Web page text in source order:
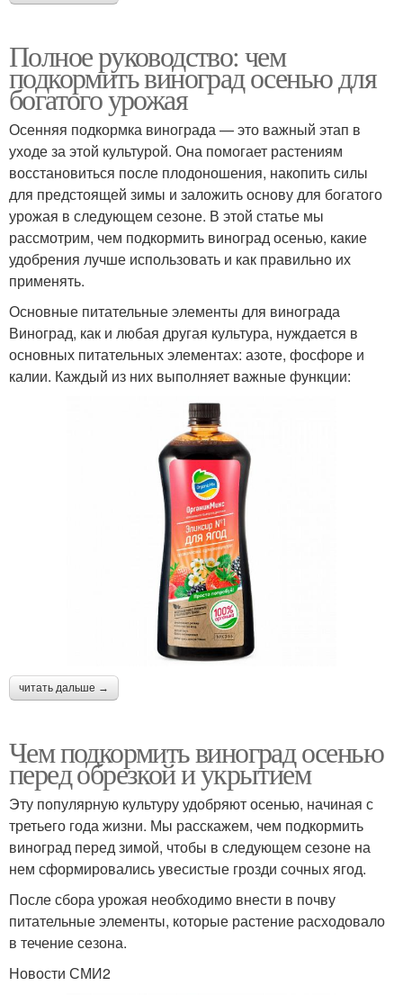
Полное руководство: чем
подкормить виноград осенью для
богатого урожая
Осенняя подкормка винограда — это важный этап в
уходе за этой культурой. Она помогает растениям
восстановиться после плодоношения, накопить силы
для предстоящей зимы и заложить основу для богатого
урожая в следующем сезоне. В этой статье мы
рассмотрим, чем подкормить виноград осенью, какие
удобрения лучше использовать и как правильно их
применять.
Основные питательные элементы для винограда
Виноград, как и любая другая культура, нуждается в
основных питательных элементах: азоте, фосфоре и
калии. Каждый из них выполняет важные функции:
читать дальше →
Чем подкормить виноград осенью
перед обрезкой и укрытием
Эту популярную культуру удобряют осенью, начиная с
третьего года жизни. Мы расскажем, чем подкормить
виноград перед зимой, чтобы в следующем сезоне на
нем сформировались увесистые грозди сочных ягод.
После сбора урожая необходимо внести в почву
питательные элементы, которые растение расходовало
в течение сезона.
Новости СМИ2